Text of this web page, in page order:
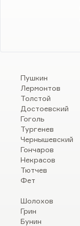
Пушкин
Лермонтов
Толстой
Достоевский
Гоголь
Тургенев
Чернышевский
Гончаров
Некрасов
Тютчев
Фет
Шолохов
Грин
Бунин